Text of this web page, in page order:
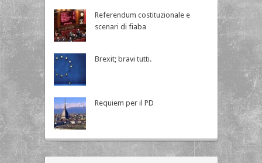
Referendum costituzionale e
scenari di fiaba
Brexit; bravi tutti.
Requiem per il PD